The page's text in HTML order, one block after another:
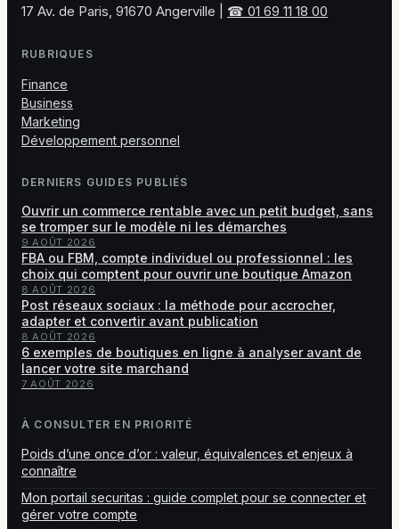
17 Av. de Paris, 91670 Angerville
☎ 01 69 11 18 00
RUBRIQUES
Finance
Business
Marketing
Développement personnel
DERNIERS GUIDES PUBLIÉS
Ouvrir un commerce rentable avec un petit budget, sans
se tromper sur le modèle ni les démarches
9 AOÛT 2026
FBA ou FBM, compte individuel ou professionnel : les
choix qui comptent pour ouvrir une boutique Amazon
8 AOÛT 2026
Post réseaux sociaux : la méthode pour accrocher,
adapter et convertir avant publication
8 AOÛT 2026
6 exemples de boutiques en ligne à analyser avant de
lancer votre site marchand
7 AOÛT 2026
À CONSULTER EN PRIORITÉ
Poids d’une once d’or : valeur, équivalences et enjeux à
connaître
Mon portail securitas : guide complet pour se connecter et
gérer votre compte